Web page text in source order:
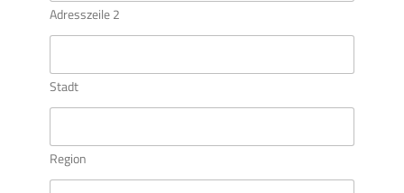
Adresszeile 2
Stadt
Region